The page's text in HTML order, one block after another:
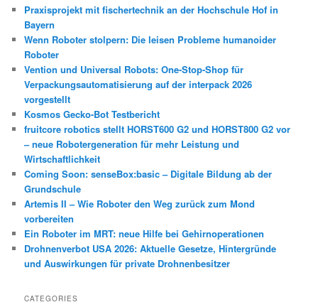
Praxisprojekt mit fischertechnik an der Hochschule Hof in
Bayern
Wenn Roboter stolpern: Die leisen Probleme humanoider
Roboter
Vention und Universal Robots: One-Stop-Shop für
Verpackungsautomatisierung auf der interpack 2026
vorgestellt
Kosmos Gecko-Bot Testbericht
fruitcore robotics stellt HORST600 G2 und HORST800 G2 vor
– neue Robotergeneration für mehr Leistung und
Wirtschaftlichkeit
Coming Soon: senseBox:basic – Digitale Bildung ab der
Grundschule
Artemis II – Wie Roboter den Weg zurück zum Mond
vorbereiten
Ein Roboter im MRT: neue Hilfe bei Gehirnoperationen
Drohnenverbot USA 2026: Aktuelle Gesetze, Hintergründe
und Auswirkungen für private Drohnenbesitzer
CATEGORIES